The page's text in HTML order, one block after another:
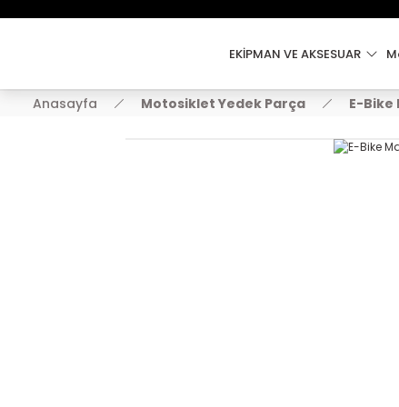
EKİPMAN VE AKSESUAR
Anasayfa Motosiklet Yedek Parça E-Bike